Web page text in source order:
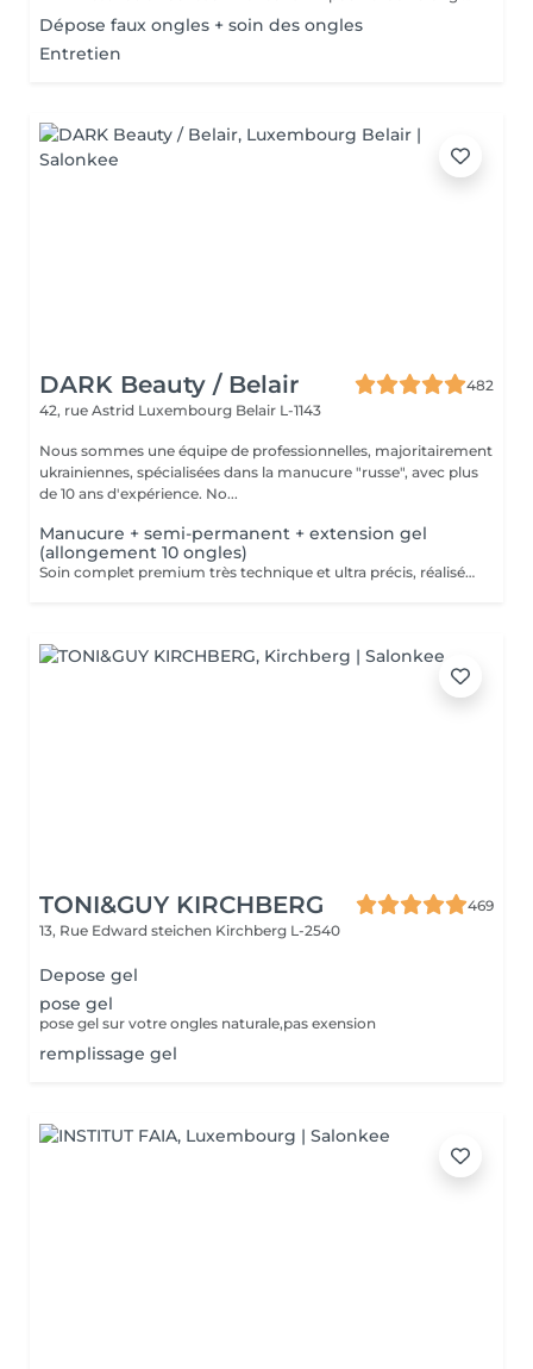
Dépose faux ongles + soin des ongles
Entretien
DARK Beauty / Belair
482
42, rue Astrid Luxembourg Belair L-1143
Nous sommes une équipe de professionnelles, majoritairement
ukrainiennes, spécialisées dans la manucure "russe", avec plus
de 10 ans d'expérience. No...
Manucure + semi-permanent + extension gel
(allongement 10 ongles)
Soin complet premium très technique et ultra précis, réalisé principalement à la ponceuse afin d'obtenir un contour d'ongle parfaitement net et une application du vernis au plus près, voire légèrement sous la cuticule. Cette technique permet de retarder visuellement la repousse d'environ 10 jours. Résultat visuel : -Ongles extrêmement soignés, contours nets, forme impeccable -Effet Instagram / photo studio : propre, précis, sans petites peaux apparentes Pendant ce service, nous augmenterons également la longueur de vos ongles en utilisant du gel spécialisé, garantissant un résultat naturel et magnifique. Cette 'EXTENSION' ne nécessite qu'une seule intervention, après quoi les rendez-vous ultérieurs seront désignés comme 'Manucure + vernis semi-permanent + renforcement gel (ongles longs ou cassants)'. -Tenue moyenne : Jusqu'à 4 semaines !!!! Contenu de la prestation : -Dépose de l'ancien vernis semi-permanent et/ou gel (si besoin, déjà inclus dans ce prix/service) -Préparation très minutieuse de la plaque de l'ongle -Elimination des peaux mortes -Façonner et limer les ongles -Traitement délicat des cuticules -Extension et renforcement des ongles en gel -Correction de la forme de l'ongle -Application du vernis semi-permanent -Application d'huile pour cuticules et de crème pour les main Optionnel : -EXTENSION longueur supérieure au 4ème marquage -> +20€ (réservez svp "AVEC décoration complexe" dans ce cas) -Prix par ongle pour décoration jusqu'à 5 ongles (réservez svp "AVEC décoration simple" dans ce cas) +3€ par ongle -Prix pour décoration simple (French, Chrome, Baby Boomer, Cat Eyes, Stickers, Foil) 6-10 ongles -> +20€ -Prix pour décoration complexe (3D, Dessins à la mains, Stamping, French avec Chrome, Baby Boomer avec Chrome, French avec Cat Eyes) 6-10 ongles -> +30€
TONI&GUY KIRCHBERG
469
13, Rue Edward steichen Kirchberg L-2540
Depose gel
pose gel
pose gel sur votre ongles naturale,pas exension
remplissage gel